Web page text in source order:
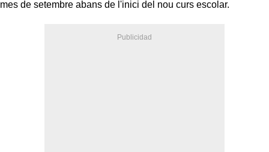
mes de setembre abans de l'inici del nou curs escolar.